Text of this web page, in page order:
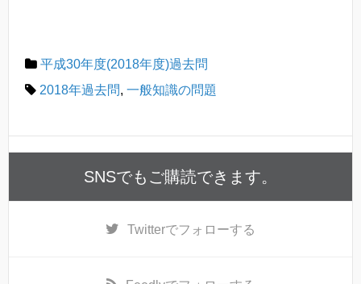
平成30年度(2018年度)過去問
2018年過去問, 一般知識の問題
SNSでもご購読できます。
Twitterでフォローする